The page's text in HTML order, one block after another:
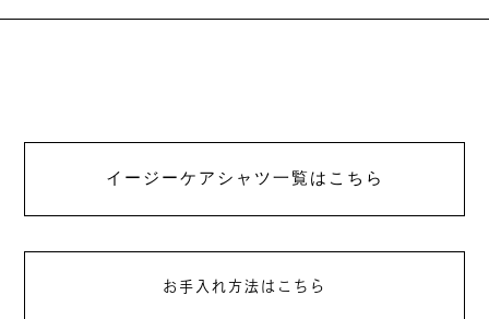
イージーケアシャツ一覧はこちら
お手入れ方法はこちら